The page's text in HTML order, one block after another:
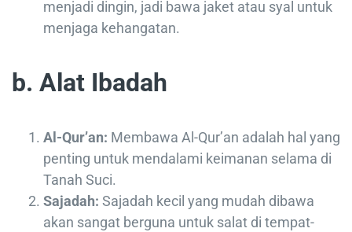
menjadi dingin, jadi bawa jaket atau syal untuk
menjaga kehangatan.
b. Alat Ibadah
Al-Qur’an: Membawa Al-Qur’an adalah hal yang
penting untuk mendalami keimanan selama di
Tanah Suci.
Sajadah: Sajadah kecil yang mudah dibawa
akan sangat berguna untuk salat di tempat-